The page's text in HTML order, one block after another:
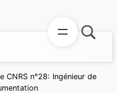
CNRS n°28: Ingénieur de